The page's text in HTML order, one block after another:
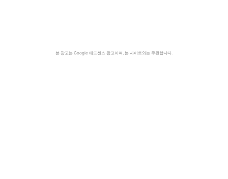
본 광고는 Google 애드센스 광고이며, 본 사이트와는 무관합니다.